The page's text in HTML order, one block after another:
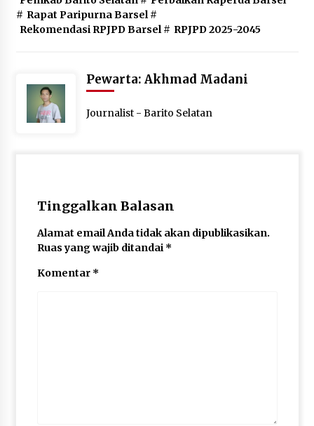
# Rapat Paripurna Barsel#
Rekomendasi RPJPD Barsel# RPJPD 2025-2045
Pewarta: Akhmad Madani
Journalist - Barito Selatan
Tinggalkan Balasan
Alamat email Anda tidak akan dipublikasikan.
Ruas yang wajib ditandai *
Komentar *